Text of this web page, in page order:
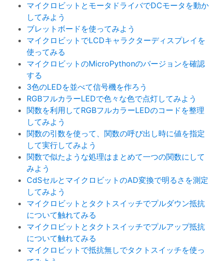
マイクロビットとモータドライバでDCモータを動か
してみよう
ブレットボードを使ってみよう
マイクロビットでLCDキャラクターディスプレイを
使ってみる
マイクロビットのMicroPythonのバージョンを確認
する
3色のLEDを並べて信号機を作ろう
RGBフルカラーLEDで色々な色で点灯してみよう
関数を利用してRGBフルカラーLEDのコードを整理
してみよう
関数の引数を使って、関数の呼び出し時に値を指定
して実行してみよう
関数で似たような処理はまとめて一つの関数にして
みよう
CdSセルとマイクロビットのAD変換で明るさを測定
してみよう
マイクロビットとタクトスイッチでプルダウン抵抗
について触れてみる
マイクロビットとタクトスイッチでプルアップ抵抗
について触れてみる
マイクロビットで抵抗無しでタクトスイッチを使っ